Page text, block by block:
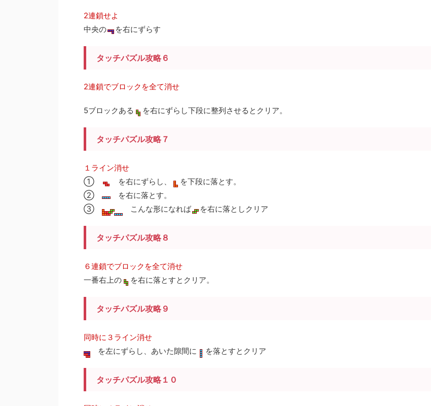
2連鎖せよ
中央の
を右にずらす
タッチパズル攻略６
2連鎖でブロックを全て消せ
5ブロックある を右にずらし下段に整列させるとクリア。
タッチパズル攻略７
１ライン消せ
①
を右にずらし、
を下段に落とす。
②
を右に落とす。
③
こんな形になれば を右に落としクリア
タッチパズル攻略８
６連鎖でブロックを全て消せ
一番右上の
を右に落とすとクリア。
タッチパズル攻略９
同時に３ライン消せ
を左にずらし、あいた隙間に
を落とすとクリア
タッチパズル攻略１０